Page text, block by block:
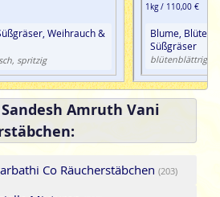
Weihrauch &
spritzig
1kg / 110,00 €
Blume, Blüte,
Süßgräser
blütenblättrig,
Amruth Vani
Co Räucherstäbchen (203)